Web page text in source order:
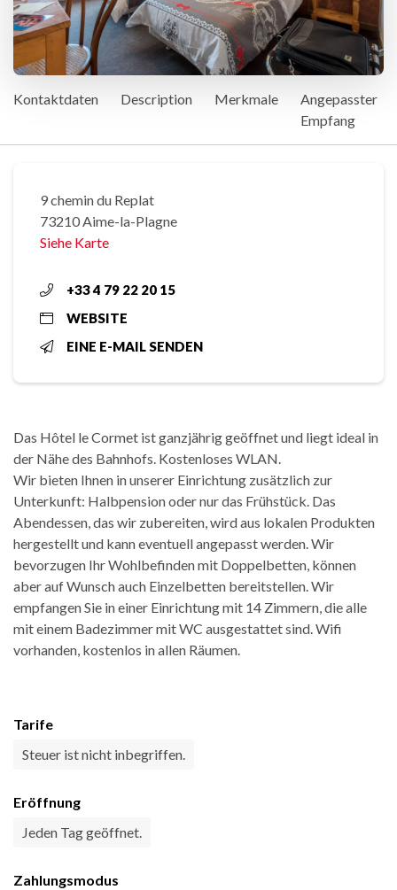
Kontaktdaten Description Merkmale
Angepasster
Empfang
9 chemin du Replat
73210 Aime-la-Plagne
Siehe Karte
+33 4 79 22 20 15
WEBSITE
EINE E-MAIL SENDEN
Das Hôtel le Cormet ist ganzjährig geöffnet und liegt ideal in
der Nähe des Bahnhofs. Kostenloses WLAN.
Wir bieten Ihnen in unserer Einrichtung zusätzlich zur
Unterkunft: Halbpension oder nur das Frühstück. Das
Abendessen, das wir zubereiten, wird aus lokalen Produkten
hergestellt und kann eventuell angepasst werden. Wir
bevorzugen Ihr Wohlbefinden mit Doppelbetten, können
aber auf Wunsch auch Einzelbetten bereitstellen. Wir
empfangen Sie in einer Einrichtung mit 14 Zimmern, die alle
mit einem Badezimmer mit WC ausgestattet sind. Wifi
vorhanden, kostenlos in allen Räumen.
Tarife
Steuer ist nicht inbegriffen.
Eröffnung
Jeden Tag geöffnet.
Zahlungsmodus